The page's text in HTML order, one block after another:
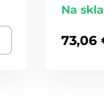
Na
73,06